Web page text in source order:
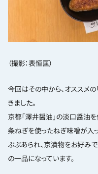
（撮影：表恒匡）
今回はその中から、オススメ
きました。
京都「澤井醤油」の淡口醤油
条ねぎを使ったねぎ味噌が入
ぶぶあられ、京漬物をお好み
の一品になっています。